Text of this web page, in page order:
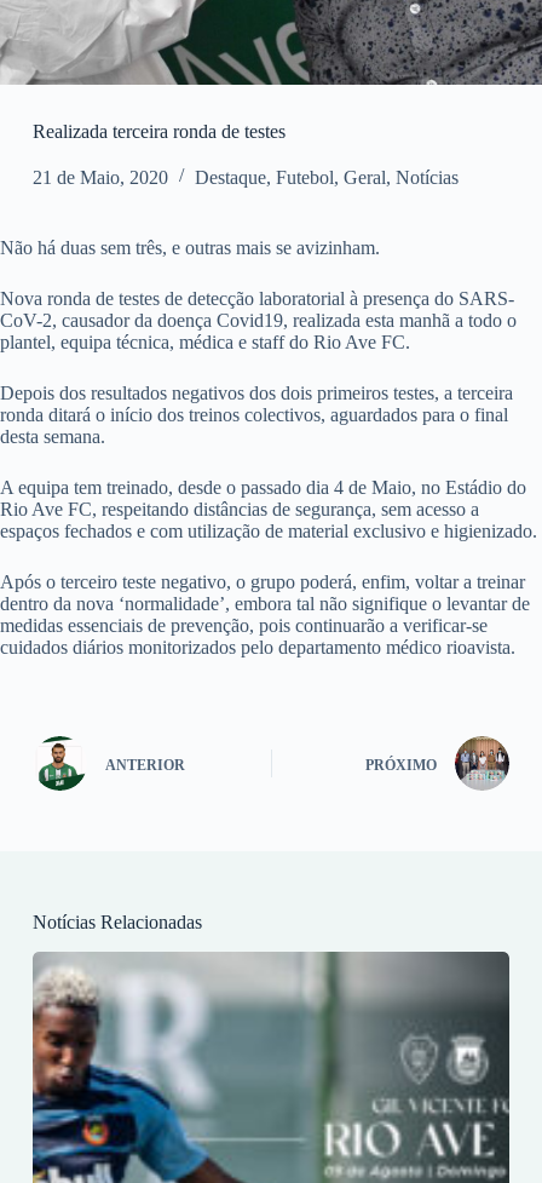
Realizada terceira ronda de testes
21 de Maio, 2020 Destaque, Futebol, Geral, Notícias
Não há duas sem três, e outras mais se avizinham.
Nova ronda de testes de detecção laboratorial à presença do SARS-
CoV-2, causador da doença Covid19, realizada esta manhã a todo o
plantel, equipa técnica, médica e staff do Rio Ave FC.
Depois dos resultados negativos dos dois primeiros testes, a terceira
ronda ditará o início dos treinos colectivos, aguardados para o final
desta semana.
A equipa tem treinado, desde o passado dia 4 de Maio, no Estádio do
Rio Ave FC, respeitando distâncias de segurança, sem acesso a
espaços fechados e com utilização de material exclusivo e higienizado.
Após o terceiro teste negativo, o grupo poderá, enfim, voltar a treinar
dentro da nova ‘normalidade’, embora tal não signifique o levantar de
medidas essenciais de prevenção, pois continuarão a verificar-se
cuidados diários monitorizados pelo departamento médico rioavista.
ANTERIOR PRÓXIMO
Notícias Relacionadas